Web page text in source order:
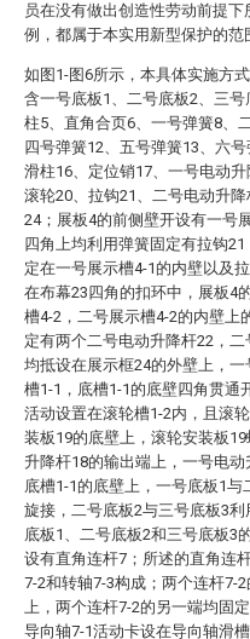
员在没有做出创造性劳动前提
例，都属于本实用新型保护的范
如图1-图6所示，本具体实施方
含一号底板1、二号底板2、三
柱5、直角合页6、一号弹簧8、
四号弹簧12、五号弹簧13、六号
滑柱16、定位销17、一号电动升
滚轮20、拉钩21、二号电动升
24；展板4的前侧壁开设有一号
四角上均利用弹簧固定有拉钩
定在一号展示槽4-1的内壁以及
在布幕23四角的扣环中，展板4
槽4-2，二号展示槽4-2的内壁上
定有两个二号电动升降杆22，
均抵设在展示框24的外壁上，
槽1-1，底槽1-1的底壁四角贯通
活动设置在滚轮槽1-2内，且滚
装板19的底壁上，滚轮安装板
升降杆18的输出端上，一号电
底槽1-1的底壁上，一号底板1
旋接，二号底板2与三号底板3
底板1、二号底板2和三号底板3
设有直角连杆7；所述的直角连
7-2和转轴7-3构成；两个连杆7-
上，两个连杆7-2的另一端均固
导向轴7-1活动卡设在导向轴滑